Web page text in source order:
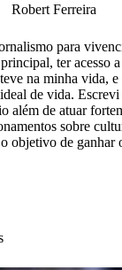
Robert Ferreira
para
ter acesso
na minha vida,
de vida. Escrevi
além de atuar
sobre
objetivo de ganhar